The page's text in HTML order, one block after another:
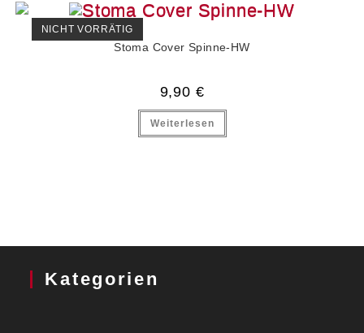
NICHT VORRÄTIG
Stoma Cover Spinne-HW
9,90 €
Weiterlesen
Kategorien